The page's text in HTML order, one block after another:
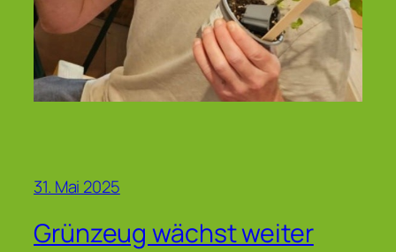
31. Mai 2025
Grünzeug wächst weiter